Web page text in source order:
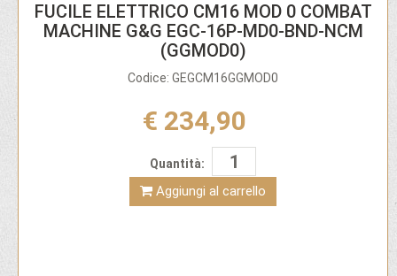
FUCILE ELETTRICO CM16 MOD 0 COMBAT
MACHINE G&G EGC-16P-MD0-BND-NCM
(GGMOD0)
Codice: GEGCM16GGMOD0
€ 234,90
Quantità:
Aggiungi al carrello